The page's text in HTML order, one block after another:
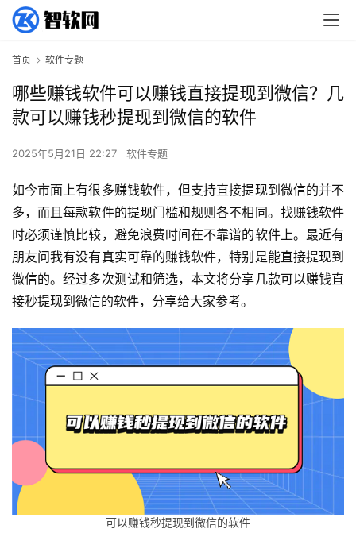
首页 软件专题
哪些赚钱软件可以赚钱直接提现到微信？几
款可以赚钱秒提现到微信的软件
2025年5月21日 22:27 软件专题
如今市面上有很多赚钱软件，但支持直接提现到微信的并不
多，而且每款软件的提现门槛和规则各不相同。找赚钱软件
时必须谨慎比较，避免浪费时间在不靠谱的软件上。最近有
朋友问我有没有真实可靠的赚钱软件，特别是能直接提现到
微信的。经过多次测试和筛选，本文将分享几款可以赚钱直
接秒提现到微信的软件，分享给大家参考。
可以赚钱秒提现到微信的软件